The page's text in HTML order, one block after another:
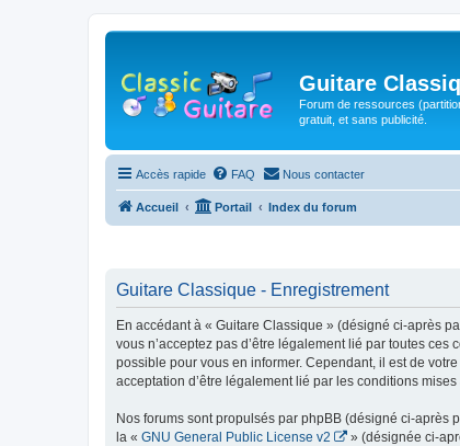
Guitare
Forum de ressources
gratuit, et sans publicité.
Accès rapide FAQ Nous contacter
Accueil Portail Index du forum
Guitare Classique - Enregistrement
En accédant à « Guitare Classique » (désigné ci-après
vous n’acceptez pas d’être légalement lié par toutes
possible pour vous en informer. Cependant, il est de
acceptation d’être légalement lié par les conditions mises
Nos forums sont propulsés par phpBB (désigné ci-après
la « GNU General Public License v2 » (désignée ci-